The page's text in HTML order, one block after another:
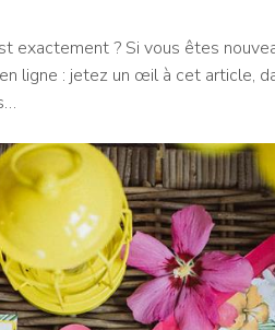
exactement ? Si vous êtes
ligne : jetez un œil à cet article,